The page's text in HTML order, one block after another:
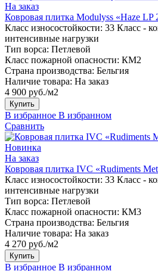
На заказ
Ковровая плитка Modulyss «Haze LP
Класс износостойкости: 33 Класс -
интенсивные нагрузки
Тип ворса: Петлевой
Класс пожарной опасности: КМ2
Страна производства: Бельгия
Наличие товара: На заказ
4 900 руб./м2
Купить
В избранное В избранном
Сравнить
Новинка
На заказ
Ковровая плитка IVC «Rudiments
Класс износостойкости: 33 Класс -
интенсивные нагрузки
Тип ворса: Петлевой
Класс пожарной опасности: КМ3
Страна производства: Бельгия
Наличие товара: На заказ
4 270 руб./м2
Купить
В избранное В избранном